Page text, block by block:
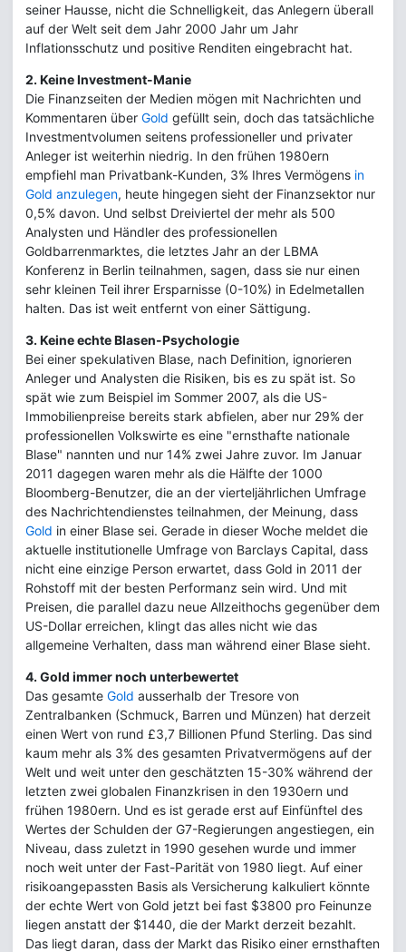
seiner Hausse, nicht die Schnelligkeit, das Anlegern überall
auf der Welt seit dem Jahr 2000 Jahr um Jahr
Inflationsschutz und positive Renditen eingebracht hat.
2. Keine Investment-Manie
Die Finanzseiten der Medien mögen mit Nachrichten und
Kommentaren über Gold gefüllt sein, doch das tatsächliche
Investmentvolumen seitens professioneller und privater
Anleger ist weiterhin niedrig. In den frühen 1980ern
empfiehl man Privatbank-Kunden, 3% Ihres Vermögens in
Gold anzulegen, heute hingegen sieht der Finanzsektor nur
0,5% davon. Und selbst Dreiviertel der mehr als 500
Analysten und Händler des professionellen
Goldbarrenmarktes, die letztes Jahr an der LBMA
Konferenz in Berlin teilnahmen, sagen, dass sie nur einen
sehr kleinen Teil ihrer Ersparnisse (0-10%) in Edelmetallen
halten. Das ist weit entfernt von einer Sättigung.
3. Keine echte Blasen-Psychologie
Bei einer spekulativen Blase, nach Definition, ignorieren
Anleger und Analysten die Risiken, bis es zu spät ist. So
spät wie zum Beispiel im Sommer 2007, als die US-
Immobilienpreise bereits stark abfielen, aber nur 29% der
professionellen Volkswirte es eine "ernsthafte nationale
Blase" nannten und nur 14% zwei Jahre zuvor. Im Januar
2011 dagegen waren mehr als die Hälfte der 1000
Bloomberg-Benutzer, die an der vierteljährlichen Umfrage
des Nachrichtendienstes teilnahmen, der Meinung, dass
Gold in einer Blase sei. Gerade in dieser Woche meldet die
aktuelle institutionelle Umfrage von Barclays Capital, dass
nicht eine einzige Person erwartet, dass Gold in 2011 der
Rohstoff mit der besten Performanz sein wird. Und mit
Preisen, die parallel dazu neue Allzeithochs gegenüber dem
US-Dollar erreichen, klingt das alles nicht wie das
allgemeine Verhalten, dass man während einer Blase sieht.
4. Gold immer noch unterbewertet
Das gesamte Gold ausserhalb der Tresore von
Zentralbanken (Schmuck, Barren und Münzen) hat derzeit
einen Wert von rund £3,7 Billionen Pfund Sterling. Das sind
kaum mehr als 3% des gesamten Privatvermögens auf der
Welt und weit unter den geschätzten 15-30% während der
letzten zwei globalen Finanzkrisen in den 1930ern und
frühen 1980ern. Und es ist gerade erst auf Einfünftel des
Wertes der Schulden der G7-Regierungen angestiegen, ein
Niveau, dass zuletzt in 1990 gesehen wurde und immer
noch weit unter der Fast-Parität von 1980 liegt. Auf einer
risikoangepassten Basis als Versicherung kalkuliert könnte
der echte Wert von Gold jetzt bei fast $3800 pro Feinunze
liegen anstatt der $1440, die der Markt derzeit bezahlt.
Das liegt daran, dass der Markt das Risiko einer ernsthaften